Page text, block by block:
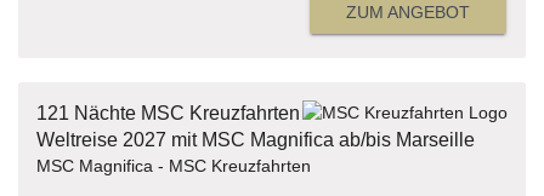
ZUM ANGEBOT
121 Nächte MSC Kreuzfahrten
Weltreise 2027 mit MSC Magnifica ab/bis Marseille
MSC Magnifica - MSC Kreuzfahrten